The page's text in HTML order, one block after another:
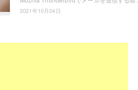
2021年10月04日